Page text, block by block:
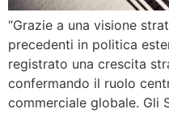
“Grazie a una visione
precedenti in politica
registrato una crescita
confermando il ruolo
commerciale globale. Gli